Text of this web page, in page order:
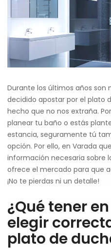
Durante los últimos años son
decidido apostar por el plato
hecho que no nos extraña.
planear tu baño o estás
estancia, seguramente tú
opción. Por ello, en Varada
información necesaria sobre
ofrece el mercado para que
¡No te pierdas ni un detalle!
¿Qué tener
elegir
plato de